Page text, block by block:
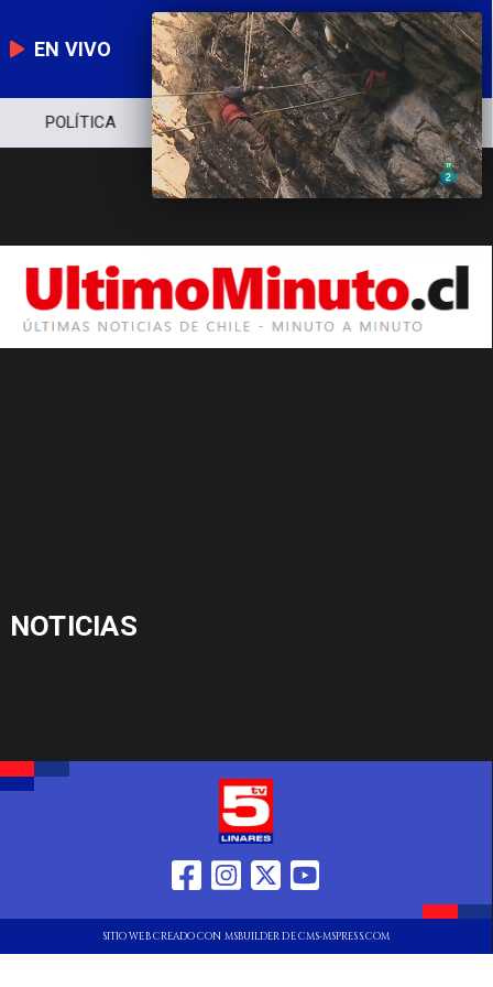
EN VIVO
POLÍTICA ECONOMÍA POLICIAL
NOTICIAS
SITIO WEB CREADO CON MSBUILDER DE CMS-MSPRESS.COM